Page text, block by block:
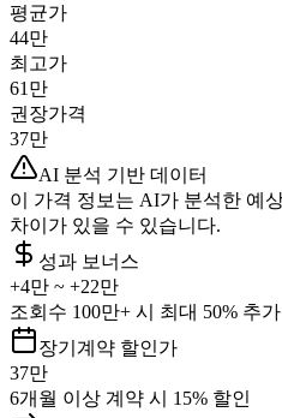
평균가
44만
최고가
61만
권장가격
37만
AI 분석 기반 데이터
이 가격 정보는 AI가 분석한 예
차이가 있을 수 있습니다.
성과 보너스
+4만 ~ +22만
조회수 100만+ 시 최대 50% 추가
장기계약 할인가
37만
6개월 이상 계약 시 15% 할인